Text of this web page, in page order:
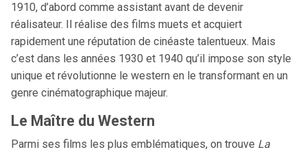
1910, d’abord comme assistant avant de devenir
réalisateur. Il réalise des films muets et acquiert
rapidement une réputation de cinéaste talentueux. Mais
c’est dans les années 1930 et 1940 qu’il impose son style
unique et révolutionne le western en le transformant en un
genre cinématographique majeur.
Le Maître du Western
Parmi ses films les plus emblématiques, on trouve La